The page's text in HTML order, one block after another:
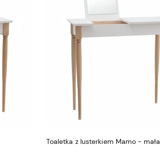
Toaletka z lusterkiem Mamo - mała